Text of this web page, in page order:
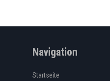
Navigation
Startseite